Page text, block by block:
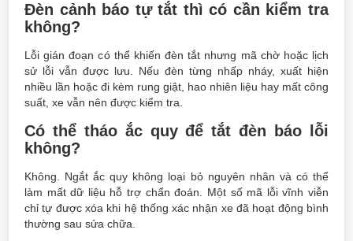
Đèn cảnh báo tự tắt thì có cần kiểm tra
không?
Lỗi gián đoạn có thể khiến đèn tắt nhưng mã chờ hoặc lịch
sử lỗi vẫn được lưu. Nếu đèn từng nhấp nháy, xuất hiện
nhiều lần hoặc đi kèm rung giật, hao nhiên liệu hay mất công
suất, xe vẫn nên được kiểm tra.
Có thể tháo ắc quy để tắt đèn báo lỗi
không?
Không. Ngắt ắc quy không loại bỏ nguyên nhân và có thể
làm mất dữ liệu hỗ trợ chẩn đoán. Một số mã lỗi vĩnh viễn
chỉ tự được xóa khi hệ thống xác nhận xe đã hoạt động bình
thường sau sửa chữa.